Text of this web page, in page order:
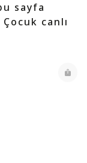
sayfa
canlı